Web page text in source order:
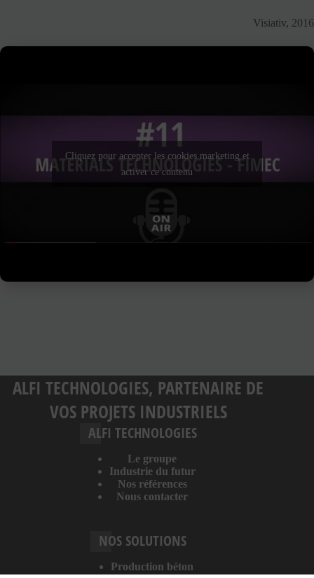
Visiativ, 2016
Cliquez pour accepter les cookies marketing et
activer ce contenu
ALFI TECHNOLOGIES, PARTENAIRE DE
VOS PROJETS INDUSTRIELS
ALFI TECHNOLOGIES
Le groupe
Industrie du futur
Nos références
Nous contacter
NOS SOLUTIONS
Production béton